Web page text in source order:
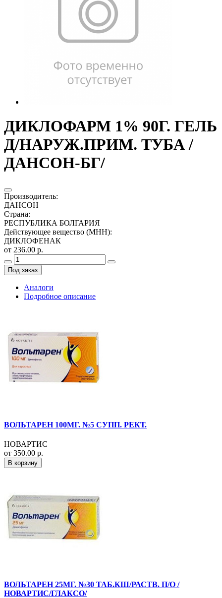
ДИКЛОФАРМ 1% 90Г. ГЕЛЬ
Д/НАРУЖ.ПРИМ. ТУБА /
ДАНСОН-БГ/
Производитель:
ДАНСОН
Страна:
РЕСПУБЛИКА БОЛГАРИЯ
Действующее вещество (МНН):
ДИКЛОФЕНАК
от 236.00 р.
Под заказ
Аналоги
Подробное описание
ВОЛЬТАРЕН 100МГ. №5 СУПП. РЕКТ.
НОВАРТИС
от 350.00 р.
В корзину
ВОЛЬТАРЕН 25МГ. №30 ТАБ.КШ/РАСТВ. П/О /
НОВАРТИС/ГЛАКСО/